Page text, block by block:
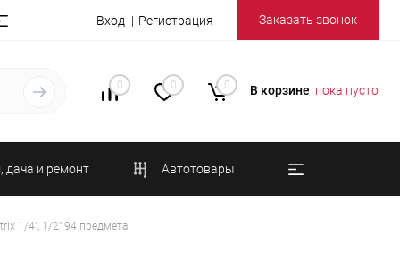
Вход Регистрация Заказать звонок
0 0 0 В корзине пока пусто
дача и ремонт Автотовары
1/4", 1/2" 94 предмета